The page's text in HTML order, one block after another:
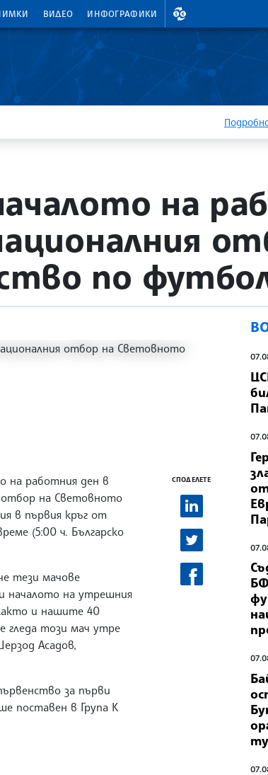
ВИДЕО ИНФОГРАФИКИ
ВАЛУТНИ КУРСОВЕ
на
по
на работния ден в
отбор на Световното
в първия кръг от
(5:00 ч. Българско
тези мачове
началото на утрешния
и нашите 40
гледа този мач утре
Асадов,
за първи
поставен в Група K
СПОДЕЛЕТЕ